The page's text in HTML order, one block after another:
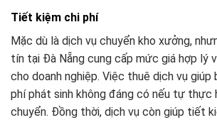
Tiết kiệm chi phí
Mặc dù là dịch vụ chuyển kho xưởng,
tín tại Đà Nẵng cung cấp mức giá hợp lý
cho doanh nghiệp. Việc thuê dịch vụ
phí phát sinh không đáng có nếu tự thực
chuyển. Đồng thời, dịch vụ còn giúp tiết